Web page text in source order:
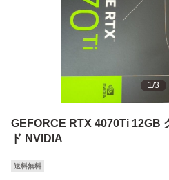
1/3
GEFORCE RTX 4070Ti 12GB
ド NVIDIA
送料無料